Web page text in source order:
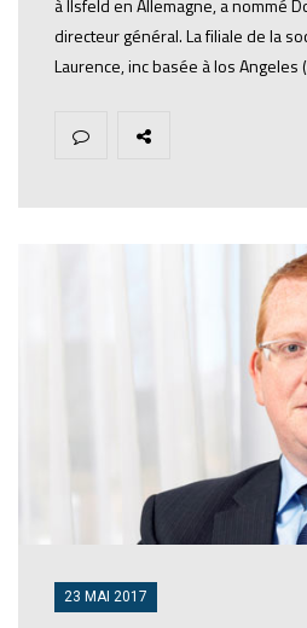
à Ilsfeld en Allemagne, a nommé
directeur général. La filiale de la
Laurence, inc basée à los
23 MAI 2017